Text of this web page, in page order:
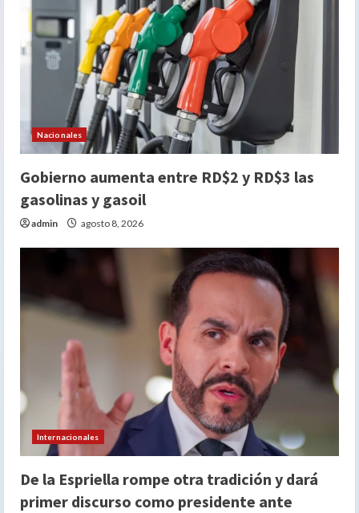
Nacionales
Gobierno aumenta entre RD$2 y RD$3 las
gasolinas y gasoil
admin agosto 8, 2026
Internacionales
De la Espriella rompe otra tradición y dará
primer discurso como presidente ante